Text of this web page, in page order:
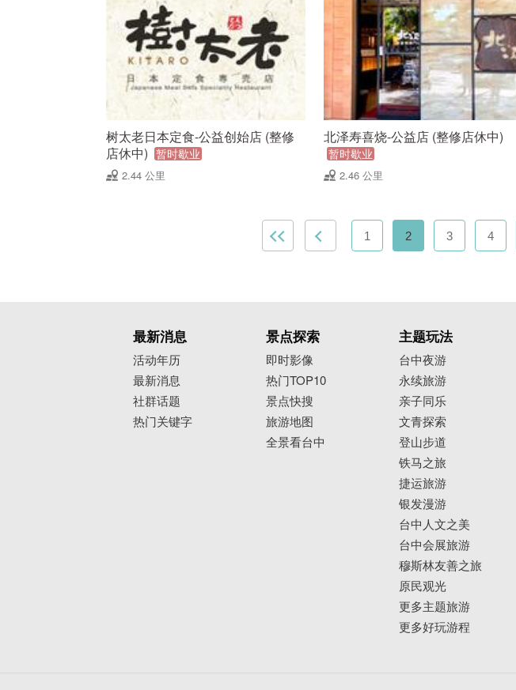
树太老日本定食-公益创始店 (整修
店休中) 暂时歇业
2.44 公里
北泽寿喜烧-公益店 (整修店休中)
暂时歇业
2.46 公里
1 2 3 4
最新消息
活动年历
最新消息
社群话题
热门关键字
景点探索
即时影像
热门TOP10
景点快搜
旅游地图
全景看台中
主题玩法
台中夜游
永续旅游
亲子同乐
文青探索
登山步道
铁马之旅
捷运旅游
银发漫游
台中人文之美
台中会展旅游
穆斯林友善之旅
原民观光
更多主题旅游
更多好玩游程